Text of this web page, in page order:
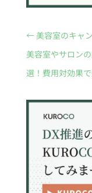
← 美容室のキャ
美容室やサロン
選！費用対効果